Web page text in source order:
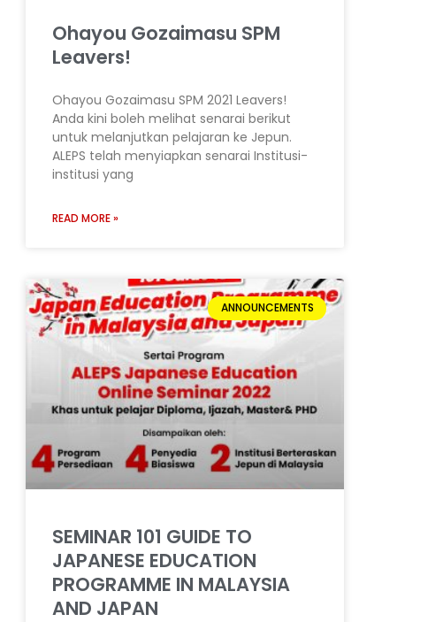
Ohayou Gozaimasu SPM
Leavers!
Ohayou Gozaimasu SPM 2021 Leavers!
Anda kini boleh melihat senarai berikut
untuk melanjutkan pelajaran ke Jepun.
ALEPS telah menyiapkan senarai Institusi-
institusi yang
READ MORE »
ANNOUNCEMENTS
SEMINAR 101 GUIDE TO
JAPANESE EDUCATION
PROGRAMME IN MALAYSIA
AND JAPAN